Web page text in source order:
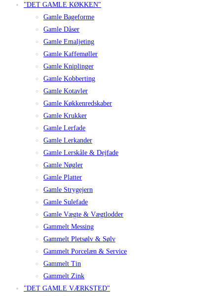
"DET GAMLE KØKKEN"
Gamle Bageforme
Gamle Dåser
Gamle Emaljeting
Gamle Kaffemøller
Gamle Kniplinger
Gamle Kobberting
Gamle Kotavler
Gamle Køkkenredskaber
Gamle Krukker
Gamle Lerfade
Gamle Lerkander
Gamle Lerskåle & Dejfade
Gamle Nøgler
Gamle Platter
Gamle Strygejern
Gamle Sulefade
Gamle Vægte & Vægtlodder
Gammelt Messing
Gammelt Pletsølv & Sølv
Gammelt Porcelæn & Service
Gammelt Tin
Gammelt Zink
"DET GAMLE VÆRKSTED"